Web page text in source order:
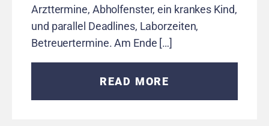
Arzttermine, Abholfenster, ein krankes Kind,
und parallel Deadlines, Laborzeiten,
Betreuertermine. Am Ende […]
READ MORE